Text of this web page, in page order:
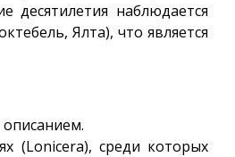
наблюдается
Ялта), что является
(Lonicera), среди которых